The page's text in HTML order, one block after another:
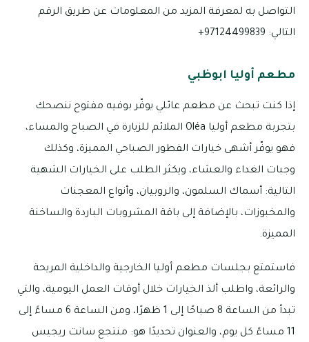
التواصل به لمعرفة المزيد من المعلومات عن طريق الرقم
التالي: 97124499839+
مطعم أوليا ابوظبي
إذا كنت تبحث عن مطعم عائلي يوفّر بوفيه مفتوح ننصحك
بتجربة مطعم أوليا Oléa الملائم للزيارة في الصباح والمساء،
فهو يوفّر أشهى خيارات الفطور الصباحي المميزة، وكذلك
وجبات الغداء والعشاء، ويكثر الطلب على الخيارات الشهية
التالية: أسماك السلمون، والروبيان، وأنواع المعجنات
والمخبوزات، بالإضافة إلى باقة المشروبات الباردة والساخنة
المميزة.
فاستمتع بجلسات مطعم أوليا الخارجية والداخلية المريحة
والرائعة، واطلب ألذ الخيارات خلال أوقات العمل اليومية، والتي
تبدأ من الساعة 8 صباحًا إلى 1 ظهرًا، ومن الساعة 6 مساءً إلى
11 مساءً كل يوم، والعنوان تحديدًا هو: منتجع سانت ريجيس